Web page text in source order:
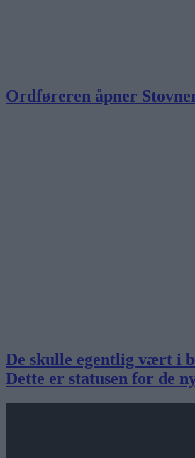
Ordføreren åpner
De skulle egentlig vært i
Dette er statusen for de